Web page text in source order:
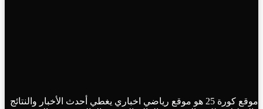
موقع كورة 25 هو موقع رياضي اخباري يغطي أحدث الأخبار والنتائج